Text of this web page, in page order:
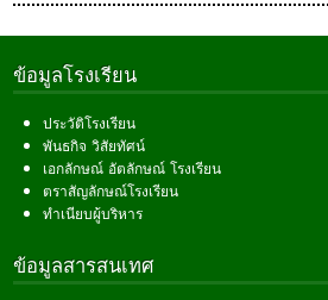
ข้อมูลโรงเรียน
ประวัติโรงเรียน
พันธกิจ วิสัยทัศน์
เอกลักษณ์ อัตลักษณ์ โรงเรียน
ตราสัญลักษณ์โรงเรียน
ทำเนียบผู้บริหาร
ข้อมูลสารสนเทศ